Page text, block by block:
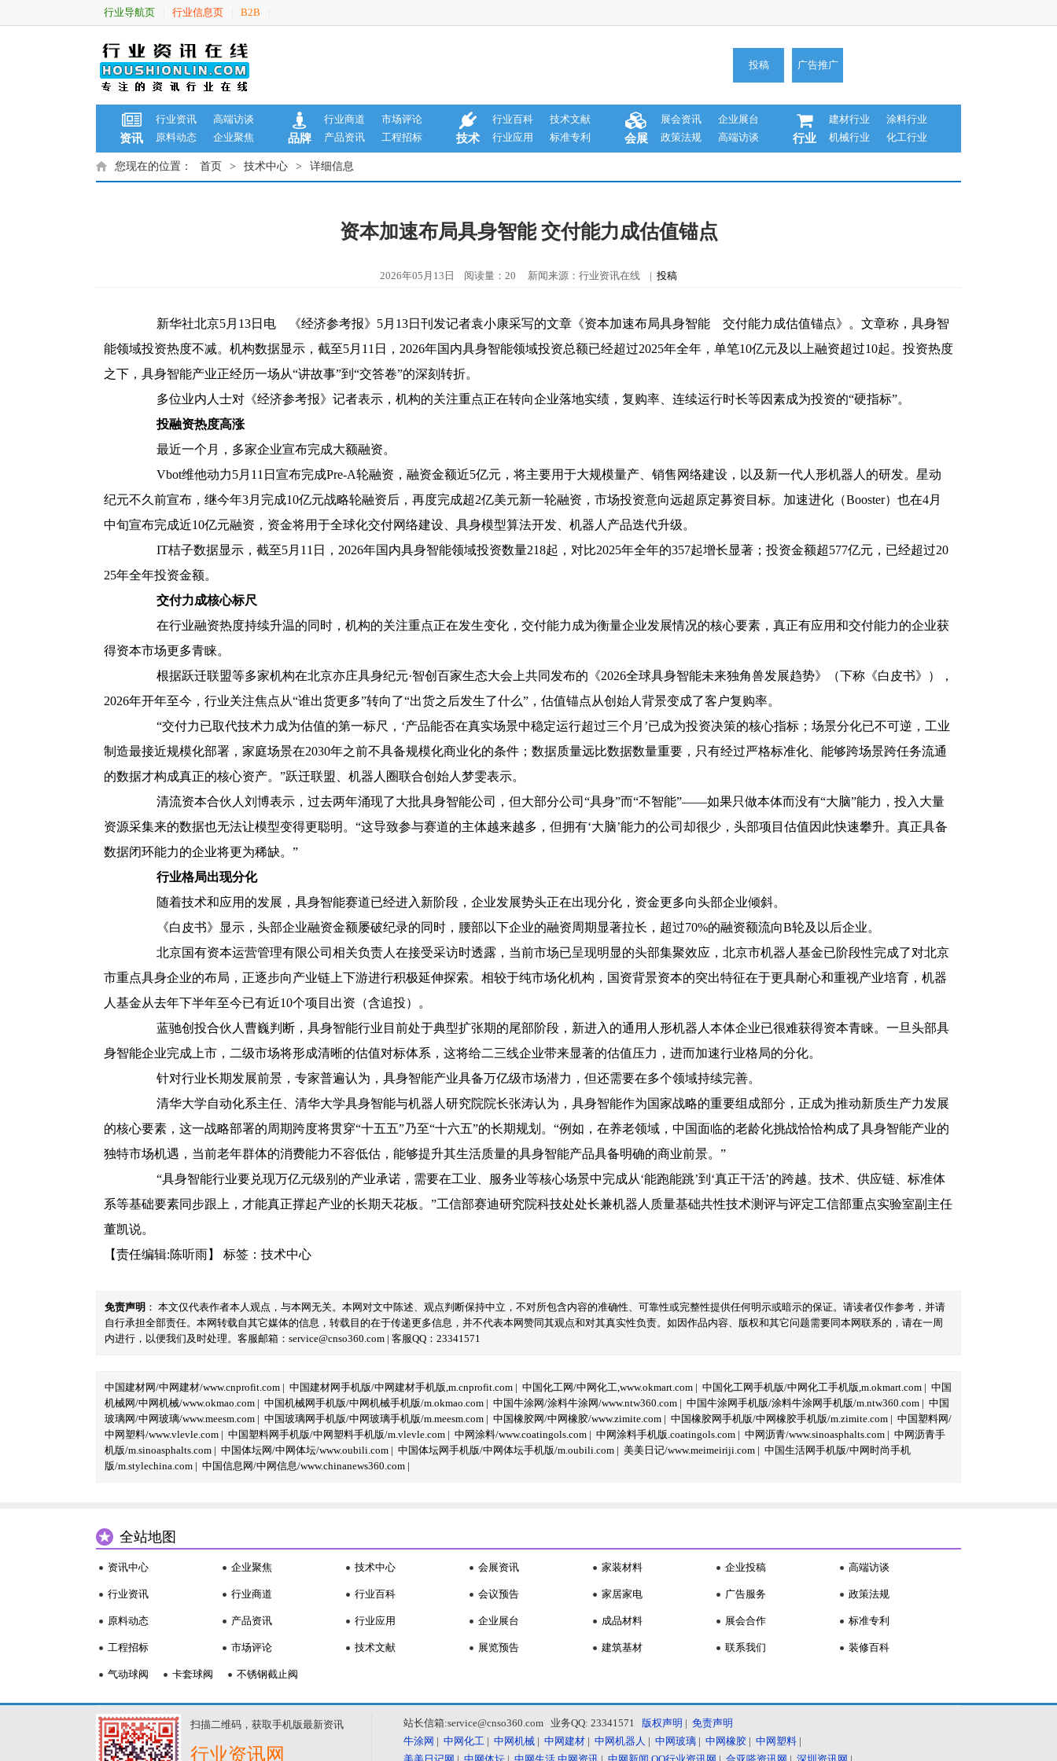
行业导航页 行业信息页 B2B
投稿 广告推广
资讯
行业资讯
高端访谈
原料动态
企业聚焦 品牌
行业商道
市场评论
产品资讯
工程招标 技术
行业百科
技术文献
行业应用
标准专利 会展
展会资讯
企业展台
政策法规
高端访谈 行业
建材行业
涂料行业
机械行业
化工行业
您现在的位置： 首页 > 技术中心 > 详细信息
资本加速布局具身智能 交付能力成估值锚点
2026年05月13日 阅读量：20 新闻来源：行业资讯在线 | 投稿
新华社北京5月13日电 《经济参考报》5月13日刊发记者袁小康采写的文章《资本加速布局具身智能 交付能力成估值锚点》。文章称，具身智
能领域投资热度不减。机构数据显示，截至5月11日，2026年国内具身智能领域投资总额已经超过2025年全年，单笔10亿元及以上融资超过10起。投资热度
之下，具身智能产业正经历一场从“讲故事”到“交答卷”的深刻转折。
多位业内人士对《经济参考报》记者表示，机构的关注重点正在转向企业落地实绩，复购率、连续运行时长等因素成为投资的“硬指标”。
投融资热度高涨
最近一个月，多家企业宣布完成大额融资。
Vbot维他动力5月11日宣布完成Pre-A轮融资，融资金额近5亿元，将主要用于大规模量产、销售网络建设，以及新一代人形机器人的研发。星动
纪元不久前宣布，继今年3月完成10亿元战略轮融资后，再度完成超2亿美元新一轮融资，市场投资意向远超原定募资目标。加速进化（Booster）也在4月
中旬宣布完成近10亿元融资，资金将用于全球化交付网络建设、具身模型算法开发、机器人产品迭代升级。
IT桔子数据显示，截至5月11日，2026年国内具身智能领域投资数量218起，对比2025年全年的357起增长显著；投资金额超577亿元，已经超过20
25年全年投资金额。
交付力成核心标尺
在行业融资热度持续升温的同时，机构的关注重点正在发生变化，交付能力成为衡量企业发展情况的核心要素，真正有应用和交付能力的企业获
得资本市场更多青睐。
根据跃迁联盟等多家机构在北京亦庄具身纪元·智创百家生态大会上共同发布的《2026全球具身智能未来独角兽发展趋势》（下称《白皮书》），
2026年开年至今，行业关注焦点从“谁出货更多”转向了“出货之后发生了什么”，估值锚点从创始人背景变成了客户复购率。
“交付力已取代技术力成为估值的第一标尺，‘产品能否在真实场景中稳定运行超过三个月’已成为投资决策的核心指标；场景分化已不可逆，工业
制造最接近规模化部署，家庭场景在2030年之前不具备规模化商业化的条件；数据质量远比数据数量重要，只有经过严格标准化、能够跨场景跨任务流通
的数据才构成真正的核心资产。”跃迁联盟、机器人圈联合创始人梦雯表示。
清流资本合伙人刘博表示，过去两年涌现了大批具身智能公司，但大部分公司“具身”而“不智能”——如果只做本体而没有“大脑”能力，投入大量
资源采集来的数据也无法让模型变得更聪明。“这导致参与赛道的主体越来越多，但拥有‘大脑’能力的公司却很少，头部项目估值因此快速攀升。真正具备
数据闭环能力的企业将更为稀缺。”
行业格局出现分化
随着技术和应用的发展，具身智能赛道已经进入新阶段，企业发展势头正在出现分化，资金更多向头部企业倾斜。
《白皮书》显示，头部企业融资金额屡破纪录的同时，腰部以下企业的融资周期显著拉长，超过70%的融资额流向B轮及以后企业。
北京国有资本运营管理有限公司相关负责人在接受采访时透露，当前市场已呈现明显的头部集聚效应，北京市机器人基金已阶段性完成了对北京
市重点具身企业的布局，正逐步向产业链上下游进行积极延伸探索。相较于纯市场化机构，国资背景资本的突出特征在于更具耐心和重视产业培育，机器
人基金从去年下半年至今已有近10个项目出资（含追投）。
蓝驰创投合伙人曹巍判断，具身智能行业目前处于典型扩张期的尾部阶段，新进入的通用人形机器人本体企业已很难获得资本青睐。一旦头部具
身智能企业完成上市，二级市场将形成清晰的估值对标体系，这将给二三线企业带来显著的估值压力，进而加速行业格局的分化。
针对行业长期发展前景，专家普遍认为，具身智能产业具备万亿级市场潜力，但还需要在多个领域持续完善。
清华大学自动化系主任、清华大学具身智能与机器人研究院院长张涛认为，具身智能作为国家战略的重要组成部分，正成为推动新质生产力发展
的核心要素，这一战略部署的周期跨度将贯穿“十五五”乃至“十六五”的长期规划。“例如，在养老领域，中国面临的老龄化挑战恰恰构成了具身智能产业的
独特市场机遇，当前老年群体的消费能力不容低估，能够提升其生活质量的具身智能产品具备明确的商业前景。”
“具身智能行业要兑现万亿元级别的产业承诺，需要在工业、服务业等核心场景中完成从‘能跑能跳’到‘真正干活’的跨越。技术、供应链、标准体
系等基础要素同步跟上，才能真正撑起产业的长期天花板。”工信部赛迪研究院科技处处长兼机器人质量基础共性技术测评与评定工信部重点实验室副主任
董凯说。
【责任编辑:陈听雨】 标签： 技术中心
免责声明 ： 本文仅代表作者本人观点，与本网无关。本网对文中陈述、观点判断保持中立，不对所包含内容的准确性、可靠性或完整性提供任何明示或暗示的保证。请读者仅作参考，并请
自行承担全部责任。本网转载自其它媒体的信息，转载目的在于传递更多信息，并不代表本网赞同其观点和对其真实性负责。如因作品内容、版权和其它问题需要同本网联系的，请在一周
内进行，以便我们及时处理。客服邮箱：service@cnso360.com | 客服QQ：23341571
中国建材网/中网建材/www.cnprofit.com | 中国建材网手机版/中网建材手机版,m.cnprofit.com | 中国化工网/中网化工,www.okmart.com | 中国化工网手机版/中网化工手机版,m.okmart.com | 中国
机械网/中网机械/www.okmao.com | 中国机械网手机版/中网机械手机版/m.okmao.com | 中国牛涂网/涂料牛涂网/www.ntw360.com | 中国牛涂网手机版/涂料牛涂网手机版/m.ntw360.com | 中国
玻璃网/中网玻璃/www.meesm.com | 中国玻璃网手机版/中网玻璃手机版/m.meesm.com | 中国橡胶网/中网橡胶/www.zimite.com | 中国橡胶网手机版/中网橡胶手机版/m.zimite.com | 中国塑料网/
中网塑料/www.vlevle.com | 中国塑料网手机版/中网塑料手机版/m.vlevle.com | 中网涂料/www.coatingols.com | 中网涂料手机版.coatingols.com | 中网沥青/www.sinoasphalts.com | 中网沥青手
机版/m.sinoasphalts.com | 中国体坛网/中网体坛/www.oubili.com | 中国体坛网手机版/中网体坛手机版/m.oubili.com | 美美日记/www.meimeiriji.com | 中国生活网手机版/中网时尚手机
版/m.stylechina.com | 中国信息网/中网信息/www.chinanews360.com |
全站地图
资讯中心
行业资讯
原料动态
工程招标
企业聚焦
行业商道
产品资讯
市场评论
技术中心
行业百科
行业应用
技术文献
会展资讯
会议预告
企业展台
展览预告
家装材料
家居家电
成品材料
建筑基材
企业投稿
广告服务
展会合作
联系我们
高端访谈
政策法规
标准专利
装修百科
气动球阀 卡套球阀 不锈钢截止阀
扫描二维码，获取手机版最新资讯
行业资讯网
站长信箱:service@cnso360.com 业务QQ: 23341571 版权声明 | 免责声明
牛涂网 | 中网化工 | 中网机械 | 中网建材 | 中网机器人 | 中网玻璃 | 中网橡胶 | 中网塑料 |